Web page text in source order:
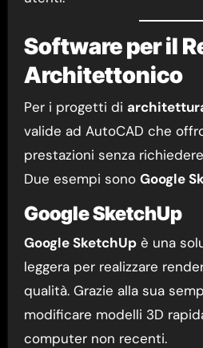
Software per il
Architettonico
Per i progetti di
valide ad AutoCAD che
prestazioni senza
Due esempi sono Google
Google SketchUp
Google SketchUpè una
leggera per realizzare
qualità. Grazie alla sua
modificare modelli 3D
computer non recenti.